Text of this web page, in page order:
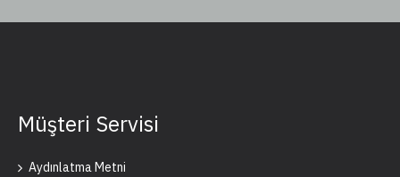
Müşteri Servisi
Aydınlatma Metni